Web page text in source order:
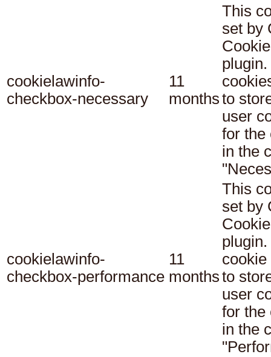
cookielawinfo-
checkbox-necessary
11
months
This
set by
to
user
for the
in the
cookielawinfo-
checkbox-performance
11
months
This
set by
cookie
to
user
for the
in the